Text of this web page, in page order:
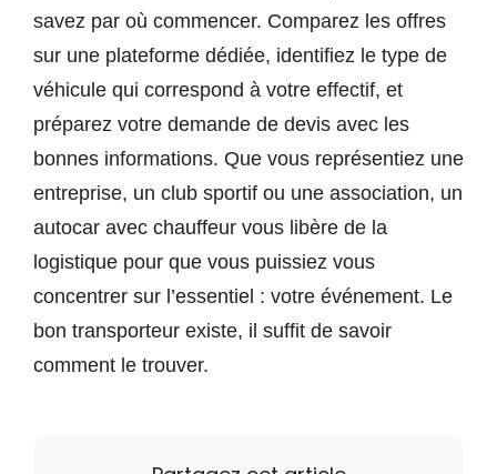
savez par où commencer. Comparez les offres
sur une plateforme dédiée, identifiez le type de
véhicule qui correspond à votre effectif, et
préparez votre demande de devis avec les
bonnes informations. Que vous représentiez une
entreprise, un club sportif ou une association, un
autocar avec chauffeur vous libère de la
logistique pour que vous puissiez vous
concentrer sur l’essentiel : votre événement. Le
bon transporteur existe, il suffit de savoir
comment le trouver.